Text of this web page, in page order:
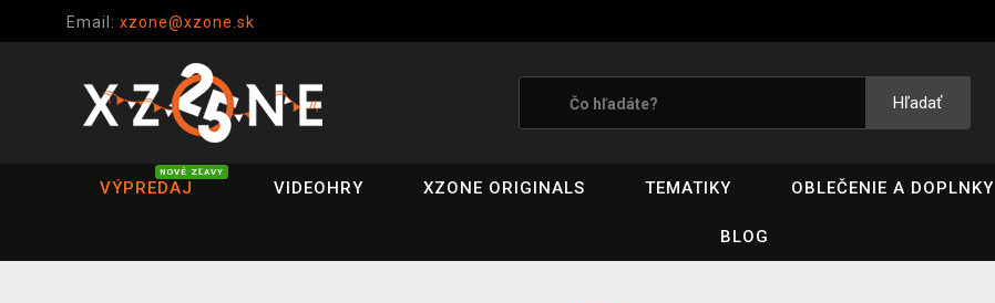
Email: xzone@xzone.sk
Hľadať
VÝPREDAJ
NOVÉ ZĽAVY
VIDEOHRY XZONE ORIGINALS TEMATIKY OBLEČENIE A DOPLNKY
BLOG